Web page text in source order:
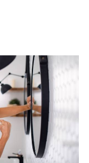
PROMOCIONES
PA (ES)
SUSCRÍBASE